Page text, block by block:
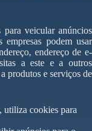
para veicular anúncios
podem usar
endereço de e-
a este e a outros
produtos e serviços de
utiliza cookies para